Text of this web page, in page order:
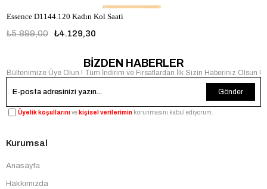
Essence D1144.120 Kadın Kol Saati
₺4.129,30
₺5.899,00
BİZDEN HABERLER
Bültenimize Üye Olun ! Tüm İndirim ve Fırsatlardan İlk Sizin Haberiniz Olsun !
Gönder
Üyelik koşullarınıve kişisel verilerimin korunmasını kabul ediyorum.
Kurumsal
Anasayfa
Hakkımızda